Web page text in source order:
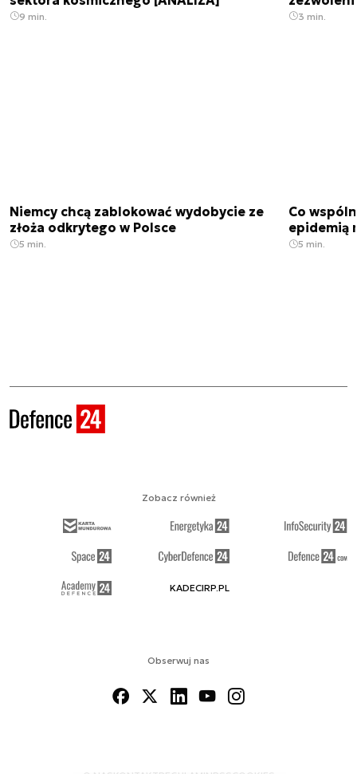
9 min. 3 min.
Niemcy chcą zablokować wydobycie ze
złoża odkrytego w Polsce
5 min.
Co
epidemią
5 min.
Obserwuj nas
Zobacz również
KADECIRP.PL